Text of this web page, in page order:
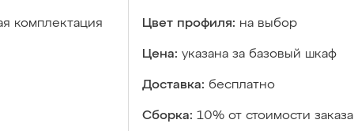
комплектация Цвет профиля: на выбор
Цена: указана за базовый шкаф
Доставка: бесплатно
Сборка: 10% от стоимости заказа